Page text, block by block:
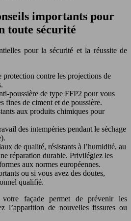
importants pour
toute sécurité
pour la sécurité et la réussite de
protection contre les projections de
poussière de type FFP2 pour vous
fines de ciment et de poussière.
aux produits chimiques pour
des intempéries pendant le séchage
de qualité, résistants à l’humidité, au
réparation durable. Privilégiez les
aux normes européennes.
ou si vous avez des doutes,
qualifié.
façade permet de prévenir les
l’apparition de nouvelles fissures ou